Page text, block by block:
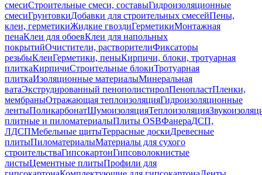
смесиСтроительные смеси, составыГидроизоляционные
смесиГрунтовкиДобавки для строительных смесейПены,
клеи, герметикиЖидкие гвоздиГерметикиМонтажная
пенаКлеи для обоевКлеи для напольных
покрытийОчистители, растворителиФиксаторы
резьбыКлеиГерметики, пеныКирпичи, блоки, тротуарная
плиткаКирпичиСтроительные блокиТротуарная
плиткаИзоляционные материалыМинеральная
ватаЭкструдированный пенополистиролПенопластПленки,
мембраныОтражающая теплоизоляцияГидроизоляционные
лентыПоликарбонатШумоизоляцияТеплоизоляция
плитные и пиломатериалыПлиты OSBФанераДСП,
ЛДСПМебельные щитыТеррасные доскиДревесные
плитыПиломатериалыМатериалы для сухого
строительстваГипсокартонГипсоволокнистые
листыЦементные плитыПрофили для